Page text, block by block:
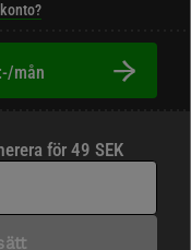
mån